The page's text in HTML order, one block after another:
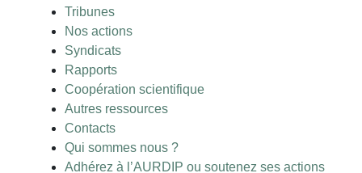
Tribunes
Nos actions
Syndicats
Rapports
Coopération scientifique
Autres ressources
Contacts
Qui sommes nous ?
Adhérez à l’AURDIP ou soutenez ses actions